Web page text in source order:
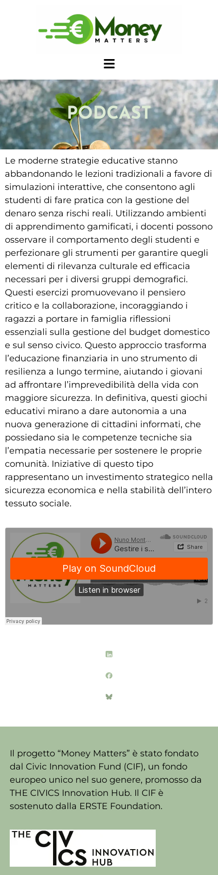
PODCAST
Le moderne strategie educative stanno
abbandonando le lezioni tradizionali a favore di
simulazioni interattive, che consentono agli
studenti di fare pratica con la gestione del
denaro senza rischi reali. Utilizzando ambienti
di apprendimento gamificati, i docenti possono
osservare il comportamento degli studenti e
perfezionare gli strumenti per garantire quegli
elementi di rilevanza culturale ed efficacia
necessari per i diversi gruppi demografici.
Questi esercizi promuovevano il pensiero
critico e la collaborazione, incoraggiando i
ragazzi a portare in famiglia riflessioni
essenziali sulla gestione del budget domestico
e sul senso civico. Questo approccio trasforma
l’educazione finanziaria in uno strumento di
resilienza a lungo termine, aiutando i giovani
ad affrontare l’imprevedibilità della vida con
maggiore sicurezza. In definitiva, questi giochi
educativi mirano a dare autonomia a una
nuova generazione di cittadini informati, che
possiedano sia le competenze tecniche sia
l’empatia necessarie per sostenere le proprie
comunità. Iniziative di questo tipo
rappresentano un investimento strategico nella
sicurezza economica e nella stabilità dell’intero
tessuto sociale.
Il progetto “Money Matters” è stato fondato
dal Civic Innovation Fund (CIF), un fondo
europeo unico nel suo genere, promosso da
THE CIVICS Innovation Hub. Il CIF è
sostenuto dalla ERSTE Foundation.